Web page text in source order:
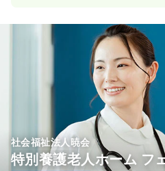
社会福祉法人暁会
特別養護老人ホーム フ